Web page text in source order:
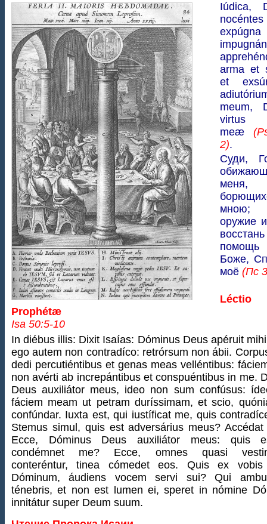
Iúdica,
expúgna
arma et
et
meum,
virtus
meæ
2).
Суди,
меня,
мною;
оружие
Боже,
моё (Пс
Léctio
Prophétæ
Isa 50:5-10
In diébus illis: Dixit Isaías: Dóminus Deus apéruit
ego autem non contradíco: retrórsum non ábii.
dedi percutiéntibus et genas meas velléntibus:
non avérti ab increpántibus et conspuéntibus in me.
Deus auxiliátor meus, ideo non sum confúsus:
fáciem meam ut petram duríssimam, et scio,
confúndar. Iuxta est, qui iustíficat me, quis
Stemus simul, quis est adversárius meus?
Ecce, Dóminus Deus auxiliátor meus: quis
condémnet me? Ecce, omnes quasi
conteréntur, tinea cómedet eos. Quis ex vobis
Dóminum, áudiens vocem servi sui? Qui
ténebris, et non est lumen ei, speret in nómine
innitátur super Deum suum.